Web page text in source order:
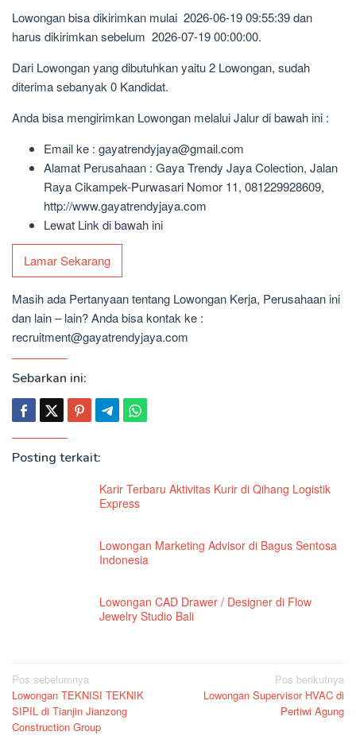
Lowongan bisa dikirimkan mulai 2026-06-19 09:55:39 dan
harus dikirimkan sebelum 2026-07-19 00:00:00.
Dari Lowongan yang dibutuhkan yaitu 2 Lowongan, sudah
diterima sebanyak 0 Kandidat.
Anda bisa mengirimkan Lowongan melalui Jalur di bawah ini :
Email ke : gayatrendyjaya@gmail.com
Alamat Perusahaan : Gaya Trendy Jaya Colection, Jalan
Raya Cikampek-Purwasari Nomor 11, 081229928609,
http://www.gayatrendyjaya.com
Lewat Link di bawah ini
Lamar Sekarang
Masih ada Pertanyaan tentang Lowongan Kerja, Perusahaan ini
dan lain – lain? Anda bisa kontak ke :
recruitment@gayatrendyjaya.com
Sebarkan ini:
Posting terkait:
Karir Terbaru Aktivitas Kurir di Qihang Logistik
Express
Lowongan Marketing Advisor di Bagus Sentosa
Indonesia
Lowongan CAD Drawer / Designer di Flow
Jewelry Studio Bali
Navigasi
pos
Pos sebelumnya
Lowongan TEKNISI TEKNIK
SIPIL di Tianjin Jianzong
Construction Group
Pos berikutnya
Lowongan Supervisor HVAC di
Pertiwi Agung